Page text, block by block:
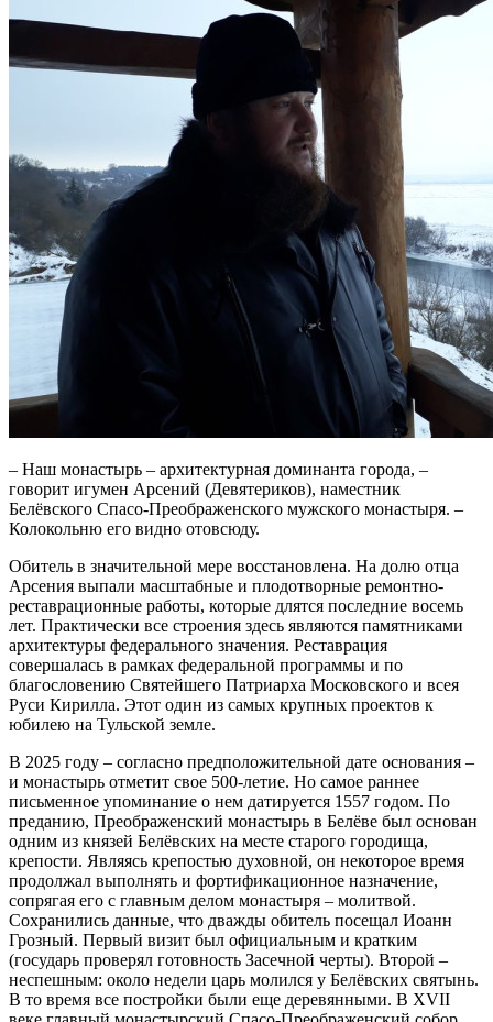
– Наш монастырь – архитектурная доминанта города, –
говорит игумен Арсений (Девятериков), наместник
Белёвского Спасо-Преображенского мужского монастыря. –
Колокольню его видно отовсюду.
Обитель в значительной мере восстановлена. На долю отца
Арсения выпали масштабные и плодотворные ремонтно-
реставрационные работы, которые длятся последние восемь
лет. Практически все строения здесь являются памятниками
архитектуры федерального значения. Реставрация
совершалась в рамках федеральной программы и по
благословению Святейшего Патриарха Московского и всея
Руси Кирилла. Этот один из самых крупных проектов к
юбилею на Тульской земле.
В 2025 году – согласно предположительной дате основания –
и монастырь отметит свое 500-летие. Но самое раннее
письменное упоминание о нем датируется 1557 годом. По
преданию, Преображенский монастырь в Белёве был основан
одним из князей Белёвских на месте старого городища,
крепости. Являясь крепостью духовной, он некоторое время
продолжал выполнять и фортификационное назначение,
сопрягая его с главным делом монастыря – молитвой.
Сохранились данные, что дважды обитель посещал Иоанн
Грозный. Первый визит был официальным и кратким
(государь проверял готовность Засечной черты). Второй –
неспешным: около недели царь молился у Белёвских святынь.
В то время все постройки были еще деревянными. В XVII